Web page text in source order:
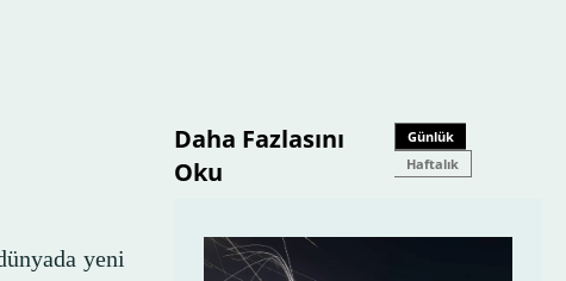
yeni
Daha Fazlasını
Oku
Günlük
Haftalık